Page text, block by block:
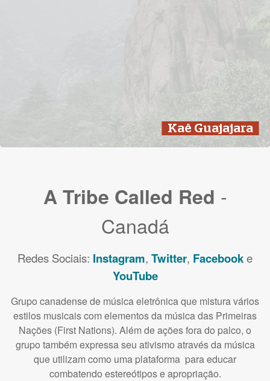
Kaê Guajajara
A Tribe Called Red -
Canadá
Redes Sociais: Instagram, Twitter, Facebooke
YouTube
Grupo canadense de música eletrônica que mistura vários
estilos musicais com elementos da música das Primeiras
Nações (First Nations). Além de ações fora do palco, o
grupo também expressa seu ativismo através da música
que utilizam como uma plataforma para educar
combatendo estereótipos e apropriação.